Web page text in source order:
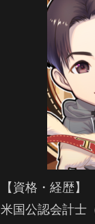
【資格・経歴】
米国公認会計士